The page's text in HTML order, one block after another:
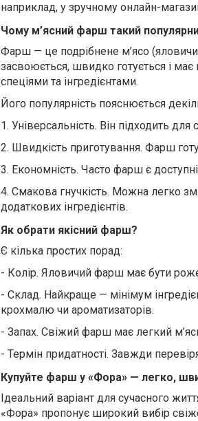
наприклад, у зручному онлайн-
Чому м’ясний фарш такий
Фарш — це подрібнене м’ясо
засвоюється, швидко готується і
спеціями та інгредієнтами.
Його популярність пояснюється
1. Універсальність. Він підходить
2. Швидкість приготування. Фарш
3. Економність. Часто фарш є
4. Смакова гнучкість. Можна легко
додаткових інгредієнтів.
Як обрати якісний фарш?
Є кілька простих порад:
- Колір. Яловичий фарш має бути
- Склад. Найкраще — мінімум
крохмалю чи ароматизаторів.
- Запах. Свіжий фарш має легкий
- Термін придатності. Завжди
Купуйте фарш у «Фора» — легко,
Ідеальний варіант для сучасного
«Фора» пропонує широкий вибір